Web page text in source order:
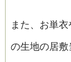
また、お単衣
の生地の居